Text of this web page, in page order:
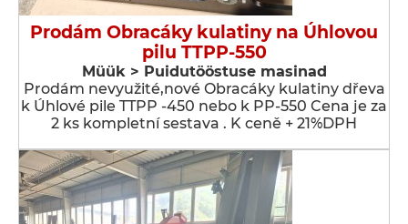
Prodám Obracáky kulatiny na Úhlovou
pilu TTPP-550
Müük > Puidutööstuse masinad
Prodám nevyužité,nové Obracáky kulatiny dřeva
k Úhlové pile TTPP -450 nebo k PP-550 Cena je za
2 ks kompletní sestava . K ceně + 21%DPH